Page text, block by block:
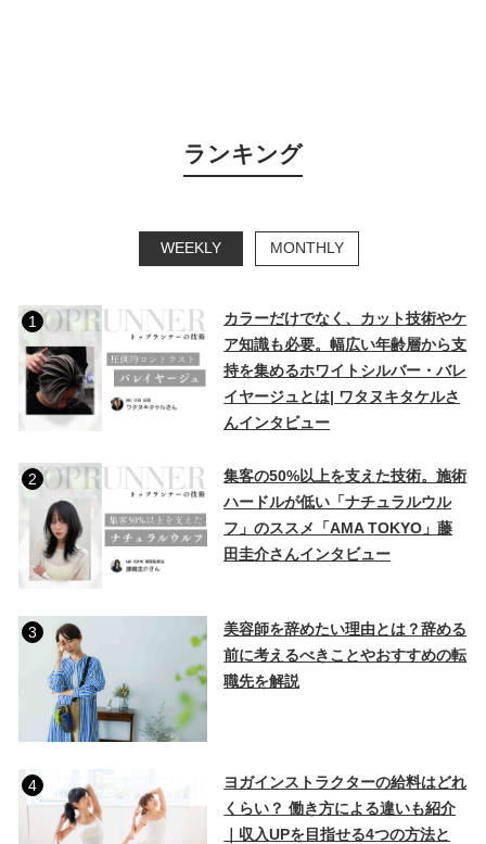
ランキング
WEEKLY MONTHLY
1
カラーだけでなく、カット技術やケ
ア知識も必要。幅広い年齢層から支
持を集めるホワイトシルバー・バレ
イヤージュとは| ワタヌキタケルさ
んインタビュー
2
集客の50%以上を支えた技術。施術
ハードルが低い「ナチュラルウル
フ」のススメ「AMA TOKYO」藤
田圭介さんインタビュー
3
美容師を辞めたい理由とは？辞める
前に考えるべきことやおすすめの転
職先を解説
4
ヨガインストラクターの給料はどれ
くらい？ 働き方による違いも紹介
｜収入UPを目指せる4つの方法と